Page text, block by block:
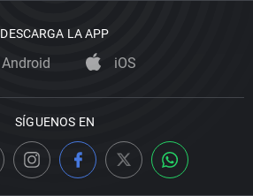
DESCARGA LA APP
Android iOS
SÍGUENOS EN